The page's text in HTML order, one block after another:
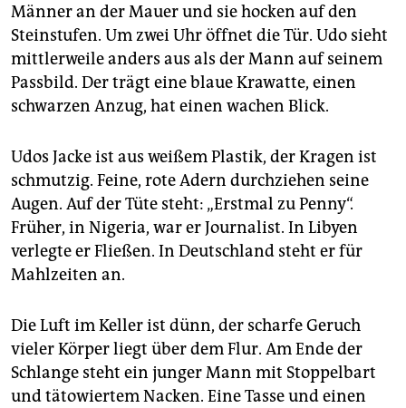
Männer an der Mauer und sie hocken auf den
Steinstufen. Um zwei Uhr öffnet die Tür. Udo sieht
mittlerweile anders aus als der Mann auf seinem
Passbild. Der trägt eine blaue Krawatte, einen
schwarzen Anzug, hat einen wachen Blick.
Udos Jacke ist aus weißem Plastik, der Kragen ist
schmutzig. Feine, rote Adern durchziehen seine
Augen. Auf der Tüte steht: „Erstmal zu Penny“.
Früher, in Nigeria, war er Journalist. In Libyen
verlegte er Fließen. In Deutschland steht er für
Mahlzeiten an.
Die Luft im Keller ist dünn, der scharfe Geruch
vieler Körper liegt über dem Flur. Am Ende der
Schlange steht ein junger Mann mit Stoppelbart
und tätowiertem Nacken. Eine Tasse und einen